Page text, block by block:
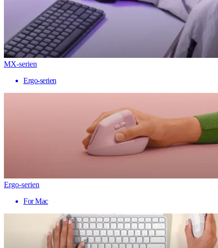
MX-serien
Ergo-serien
Ergo-serien
For Mac